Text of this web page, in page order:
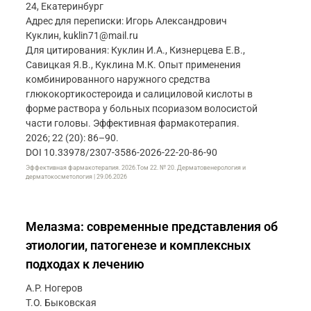
24, Екатеринбург
Адрес для переписки: Игорь Александрович
Куклин, kuklin71@mail.ru
Для цитирования: Куклин И.А., Кизнерцева Е.В.,
Савицкая Я.В., Куклина М.К. Опыт применения
комбинированного наружного средства
глюкокортикостероида и салициловой кислоты в
форме раствора у больных псориазом волосистой
части головы. Эффективная фармакотерапия.
2026; 22 (20): 86–90.
DOI 10.33978/2307-3586-2026-22-20-86-90
Эффективная фармакотерапия. 2026.Том 22. № 20. Дерматовенерология и
дерматокосметология | 29.06.2026
Мелазма: современные представления об
этиологии, патогенезе и комплексных
подходах к лечению
А.Р. Ногеров
Т.О. Быковская